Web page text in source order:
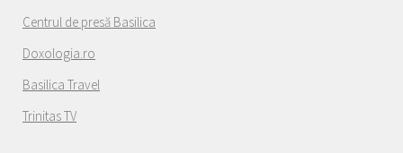
Centrul de presă Basilica
Doxologia.ro
Basilica Travel
Trinitas TV